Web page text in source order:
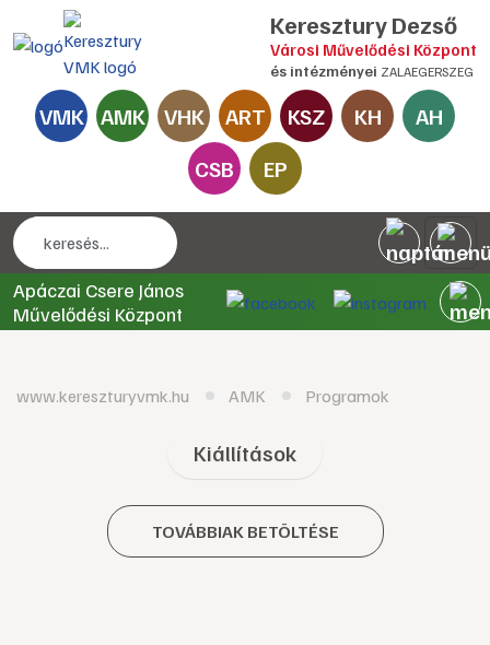
Keresztury Dezső
Városi Művelődési Központ
és intézményei ZALAEGERSZEG
VMK AMK VHK ART KSZ KH
AH
CSB
EP
Apáczai Csere János
Művelődési Központ
www.kereszturyvmk.hu AMK Programok
Kiállítások
TOVÁBBIAK BETÖLTÉSE